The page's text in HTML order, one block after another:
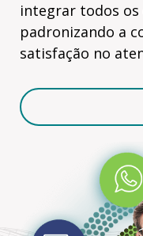
integrar todos os
padronizando a
satisfação no